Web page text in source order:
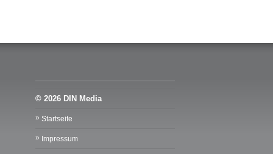
© 2026 DIN Media
Startseite
Impressum